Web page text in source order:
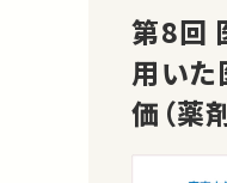
第8回 医療ビッグデータを
用い
価（薬